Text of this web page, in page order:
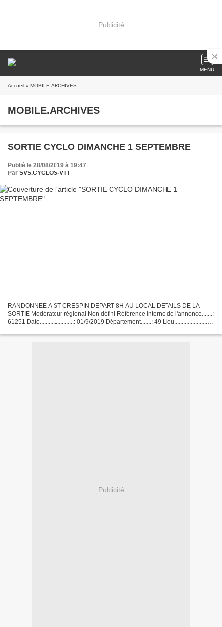
Publicité
MENU
Accueil » MOBILE.ARCHIVES
MOBILE.ARCHIVES
SORTIE CYCLO DIMANCHE 1 SEPTEMBRE
Publié le 28/08/2019 à 19:47
Par SVS.CYCLOS-VTT
RANDONNEE A ST CRESPIN DEPART 8H AU LOCAL DETAILS DE LA
SORTIE Modérateur régional Non défini Référence interne de l'annonce.......:
61251 Date.......................: 01/9/2019 Département.......: 49 Lieu......................:
Publicité